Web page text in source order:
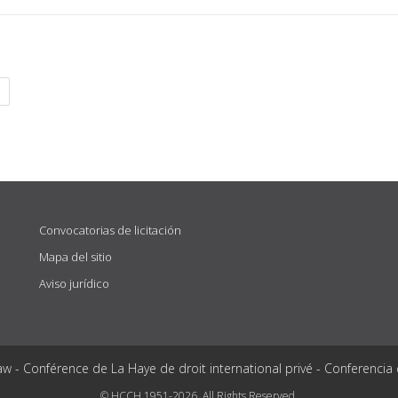
Convocatorias de licitación
Mapa del sitio
Aviso jurídico
- Conférence de La Haye de droit international privé -